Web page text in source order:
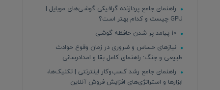
راهنمای جامع پردازنده‌ گرافیکی گوشی‌های موبایل |
GPU چیست و کدام بهتر است؟
نیازهای حساس و ضروری در زمان وقوع حوادث
طبیعی و جنگ: راهنمای کامل بقا و امدادرسانی
راهنمای جامع رشد کسب‌وکار اینترنتی | تکنیک‌ها،
ابزارها و استراتژی‌های افزایش فروش آنلاین